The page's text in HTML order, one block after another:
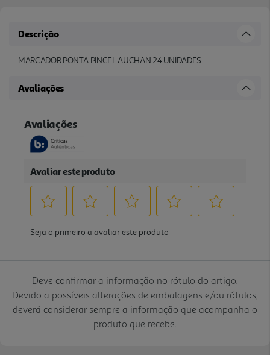
Descrição
MARCADOR PONTA PINCEL AUCHAN 24 UNIDADES
Avaliações
Deve confirmar a informação no rótulo do artigo.
Devido a possíveis alterações de embalagens e/ou rótulos,
deverá considerar sempre a informação que acompanha o
produto que recebe.